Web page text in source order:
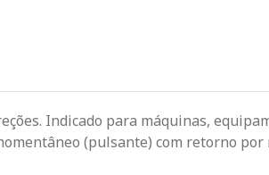
Indicado para máquinas,
(pulsante) com retorno por